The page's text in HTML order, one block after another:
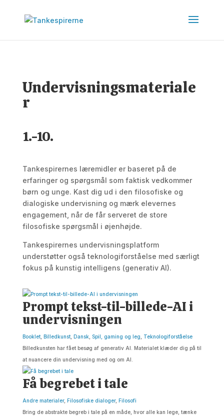
Undervisningsmateriale
r
1.-10.
Tankespirernes læremidler er baseret på de
erfaringer og spørgsmål som faktisk vedkommer
børn og unge. Kast dig ud i den filosofiske og
dialogiske undervisning og mærk elevernes
engagement, når de får serveret de store
filosofiske spørgsmål i øjenhøjde.
Tankespirernes undervisningsplatform
understøtter også teknologiforståelse med særligt
fokus på kunstig intelligens (generativ AI).
Prompt tekst-til-billede-AI i
undervisningen
Booklet, Billedkunst, Dansk, Spil, gaming og leg
Teknologiforståelse
Billedkunsten har fået besøg af generativ AI. Materialet klæder dig på til
at nuancere din undervisning med og om AI.
Få begrebet i tale
Andre materialer, Filosofiske dialoger, Filosofi
Bring de abstrakte begreb i tale på en måde, hvor alle kan lege, tænke